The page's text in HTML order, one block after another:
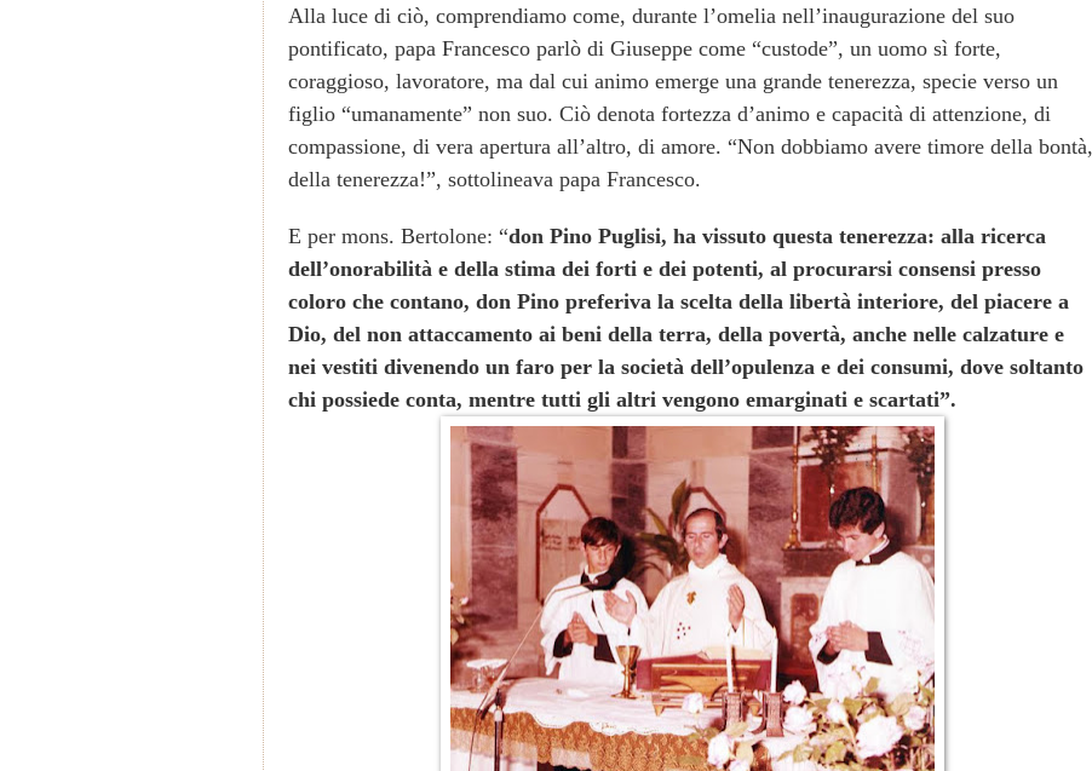
Alla luce di ciò, comprendiamo come, durante l’omelia nell’inaugurazione del suo
pontificato, papa Francesco parlò di Giuseppe come “custode”, un uomo sì forte,
coraggioso, lavoratore, ma dal cui animo emerge una grande tenerezza, specie verso un
figlio “umanamente” non suo. Ciò denota fortezza d’animo e capacità di attenzione, di
compassione, di vera apertura all’altro, di amore. “Non dobbiamo avere timore della bontà,
della tenerezza!”, sottolineava papa Francesco.
E per mons. Bertolone: “don Pino Puglisi, ha vissuto questa tenerezza: alla ricerca
dell’onorabilità e della stima dei forti e dei potenti, al procurarsi consensi presso
coloro che contano, don Pino preferiva la scelta della libertà interiore, del piacere a
Dio, del non attaccamento ai beni della terra, della povertà, anche nelle calzature e
nei vestiti divenendo un faro per la società dell’opulenza e dei consumi, dove soltanto
chi possiede conta, mentre tutti gli altri vengono emarginati e scartati”.